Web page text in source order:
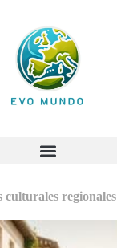
regionales